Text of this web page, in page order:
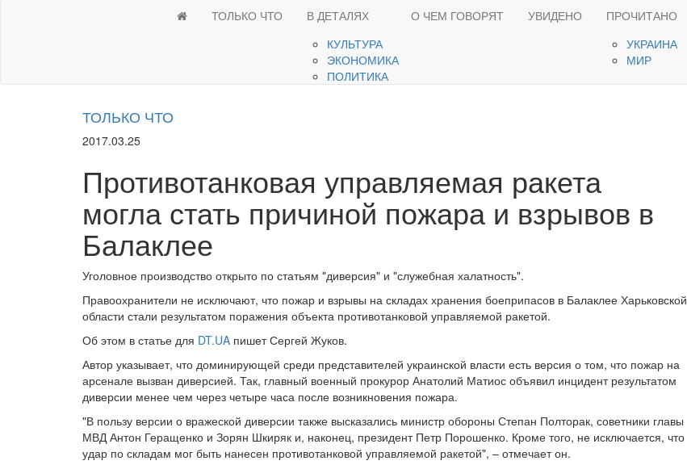
ТОЛЬКО ЧТО
В ДЕТАЛЯХ
КУЛЬТУРА
ЭКОНОМИКА
ПОЛИТИКА
О ЧЕМ ГОВОРЯТ УВИДЕНО
ПРОЧИТАНО
УКРАИНА
МИР
ТОЛЬКО ЧТО
2017.03.25
Противотанковая управляемая ракета
могла стать причиной пожара и взрывов в
Балаклее
Уголовное производство открыто по статьям "диверсия" и "служебная халатность".
Правоохранители не исключают, что пожар и взрывы на складах хранения боеприпасов в Балаклее Харьковской
области стали результатом поражения объекта противотанковой управляемой ракетой.
Об этом в статье для DT.UA пишет Сергей Жуков.
Автор указывает, что доминирующей среди представителей украинской власти есть версия о том, что пожар на
арсенале вызван диверсией. Так, главный военный прокурор Анатолий Матиос объявил инцидент результатом
диверсии менее чем через четыре часа после возникновения пожара.
"В пользу версии о вражеской диверсии также высказались министр обороны Степан Полторак, советники главы
МВД Антон Геращенко и Зорян Шкиряк и, наконец, президент Петр Порошенко. Кроме того, не исключается, что
удар по складам мог быть нанесен противотанковой управляемой ракетой", – отмечает он.